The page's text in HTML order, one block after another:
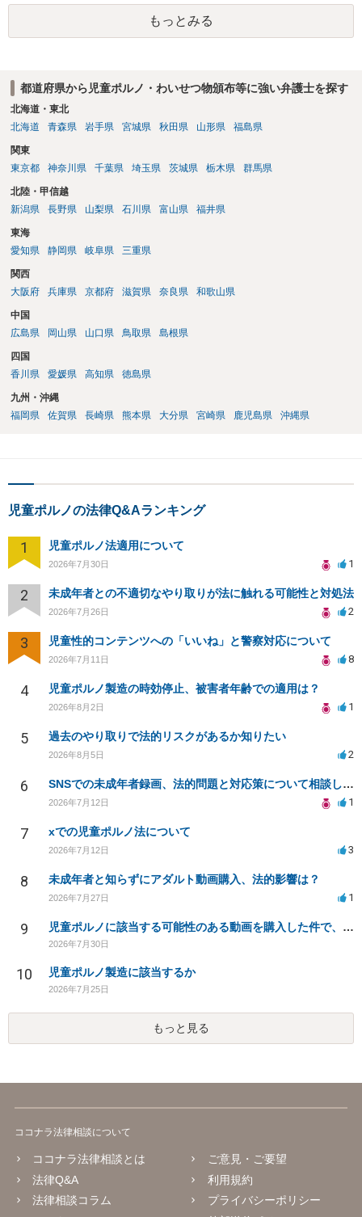
した上で 相手方の地域も知らない・年齢も知らなかったという弁
解 もう消したので持ってない という弁解を用意して、警察相談を
検討してください。
もっとみる
都道府県から児童ポルノ・わいせつ物頒布等に強い弁護士を探す
北海道・東北
北海道
青森県 岩手県 宮城県 秋田県 山形県 福島県
関東
東京都
神奈川県 千葉県 埼玉県 茨城県 栃木県 群馬県
北陸・甲信越
新潟県
長野県 山梨県 石川県 富山県 福井県
東海
愛知県
静岡県 岐阜県 三重県
関西
大阪府
兵庫県 京都府 滋賀県 奈良県 和歌山県
中国
広島県
岡山県 山口県 鳥取県 島根県
四国
香川県
愛媛県 高知県 徳島県
九州・沖縄
福岡県
佐賀県 長崎県 熊本県 大分県 宮崎県 鹿児島県 沖縄県
児童ポルノの法律Q&Aランキング
1 児童ポルノ法適用について
2026年7月30日 1
2 未成年者との不適切なやり取りが法に触れる可能性と対処法
2026年7月26日 2
3 児童性的コンテンツへの「いいね」と警察対応について
2026年7月11日 8
4 児童ポルノ製造の時効停止、被害者年齢での適用は？
2026年8月2日 1
5 過去のやり取りで法的リスクがあるか知りたい
2026年8月5日 2
6 SNSでの未成年者録画、法的問題と対応策について相談したい
2026年7月12日 1
7 xでの児童ポルノ法について
2026年7月12日 3
8 未成年者と知らずにアダルト動画購入、法的影響は？
2026年7月27日 1
9 児童ポルノに該当する可能性のある動画を購入した件で、家族や職場に知られたり、逮捕などあるのでしょうか
2026年7月30日
10 児童ポルノ製造に該当するか
2026年7月25日
もっと見る
ココナラ法律相談について
ココナラ法律相談とは
法律Q&A
法律相談コラム
ご意見・ご要望
利用規約
プライバシーポリシー